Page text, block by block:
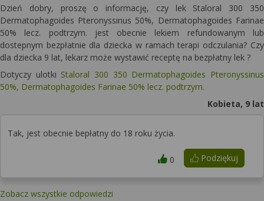
Dzień dobry, proszę o informację, czy lek Staloral 300 350
Dermatophagoides Pteronyssinus 50%, Dermatophagoides Farinae
50% lecz. podtrzym. jest obecnie lekiem refundowanym lub
dostepnym bezpłatnie dla dziecka w ramach terapi odczulania? Czy
dla dziecka 9 lat, lekarz może wystawić receptę na bezpłatny lek ?
Dotyczy ulotki Staloral 300 350 Dermatophagoides Pteronyssinus
50%, Dermatophagoides Farinae 50% lecz. podtrzym.
Kobieta, 9 lat
Tak, jest obecnie bepłatny do 18 roku życia.
Podziękuj
0
Zobacz wszystkie odpowiedzi